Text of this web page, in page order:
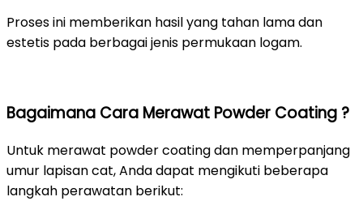
Proses ini memberikan hasil yang tahan lama dan
estetis pada berbagai jenis permukaan logam.
Bagaimana Cara Merawat Powder Coating ?
Untuk merawat powder coating dan memperpanjang
umur lapisan cat, Anda dapat mengikuti beberapa
langkah perawatan berikut: